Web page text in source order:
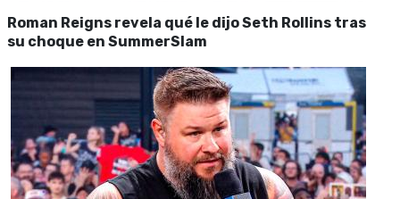
Roman Reigns revela qué le dijo Seth Rollins tras
su choque en SummerSlam